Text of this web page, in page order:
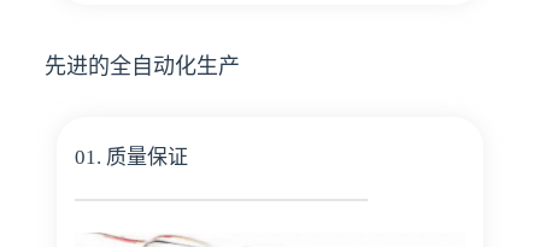
先进的全自动化生产
01. 质量保证